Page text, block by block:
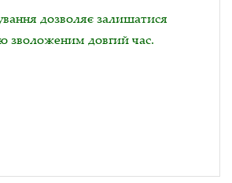
дозволяє залишатися
зволоженим довгий час.